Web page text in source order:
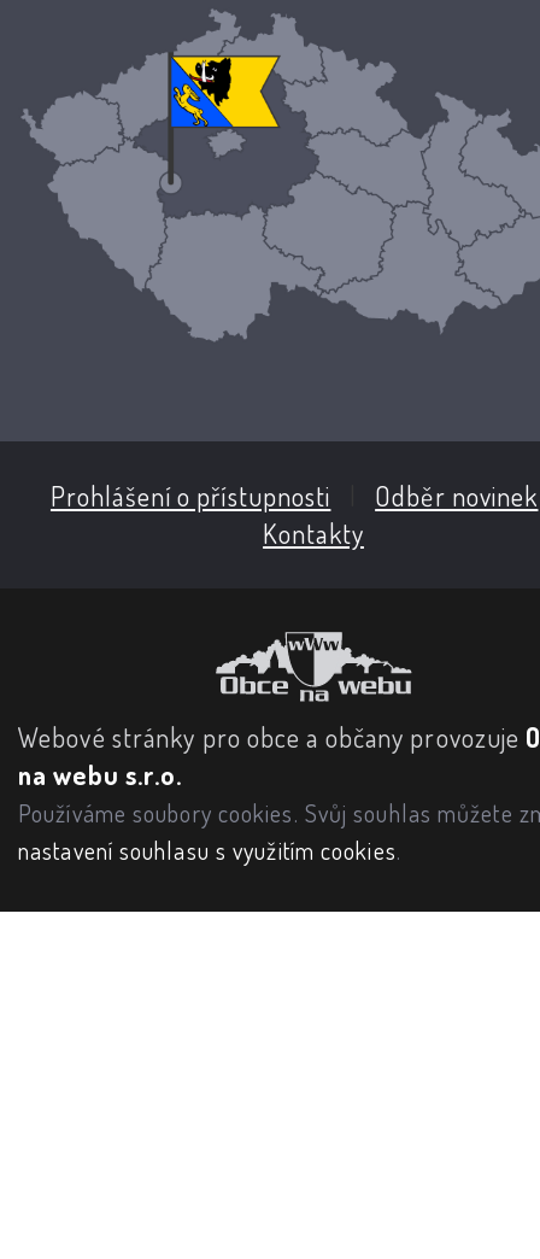
Prohlášení o přístupnosti Odběr novinek
Kontakty
Webové stránky pro obce a občany provozuje
na webu s.r.o.
Používáme soubory cookies. Svůj souhlas můžete
nastavení souhlasu s využitím cookies.